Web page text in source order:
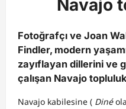
Navajo
Fotoğrafçı ve Joan
Findler, modern
zayıflayan dillerini ve
çalışan Navajo
Navajo kabilesine ( Diné